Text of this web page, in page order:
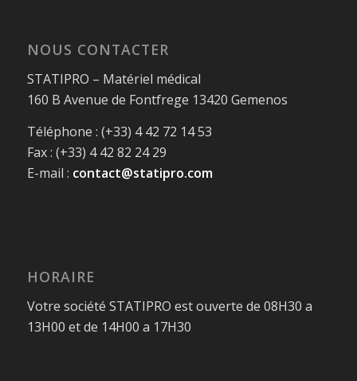
NOUS CONTACTER
STATIPRO – Matériel médical
160 B Avenue de Fontfrege 13420 Gemenos
Téléphone : (+33) 4 42 72 14 53
Fax : (+33) 4 42 82 24 29
E-mail : contact@statipro.com
HORAIRE
Votre société STATIPRO est ouverte de 08H30 a
13H00 et de 14H00 a 17H30